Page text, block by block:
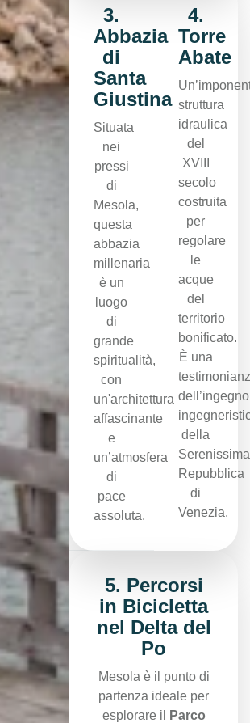
3.
Abbazia
di
Santa
Giustina
Situata
nei
pressi
di
Mesola,
questa
abbazia
millenaria
è un
luogo
di
grande
spiritualità,
con
un'architettura
affascinante
e
un’atmosfera
di
pace
assoluta.
4.
Torre
Abate
struttura
idraulica
del
XVIII
secolo
costruita
per
regolare
le
acque
del
territorio
bonificato.
È una
dell’ingegno
della
Serenissima
Repubblica
di
Venezia.
5. Percorsi
in Bicicletta
nel Delta del
Po
Mesola è il punto di
partenza ideale per
esplorare il
Parco